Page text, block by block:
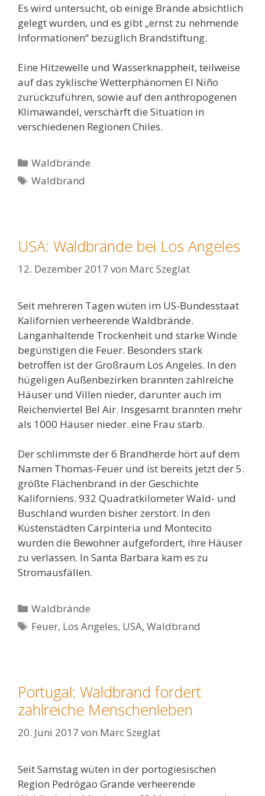
Es wird untersucht, ob einige Brände absichtlich
gelegt wurden, und es gibt „ernst zu nehmende
Informationen“ bezüglich Brandstiftung.
Eine Hitzewelle und Wasserknappheit, teilweise
auf das zyklische Wetterphänomen El Niño
zurückzuführen, sowie auf den anthropogenen
Klimawandel, verschärft die Situation in
verschiedenen Regionen Chiles.
Kategorien
Waldbrände
Schlagwörter
Waldbrand
USA: Waldbrände bei Los Angeles
12. Dezember 2017 von Marc Szeglat
Seit mehreren Tagen wüten im US-Bundesstaat
Kalifornien verheerende Waldbrände.
Langanhaltende Trockenheit und starke Winde
begünstigen die Feuer. Besonders stark
betroffen ist der Großraum Los Angeles. In den
hügeligen Außenbezirken brannten zahlreiche
Häuser und Villen nieder, darunter auch im
Reichenviertel Bel Air. Insgesamt brannten mehr
als 1000 Häuser nieder. eine Frau starb.
Der schlimmste der 6 Brandherde hört auf dem
Namen Thomas-Feuer und ist bereits jetzt der 5.
größte Flächenbrand in der Geschichte
Kaliforniens. 932 Quadratkilometer Wald- und
Buschland wurden bisher zerstört. In den
Küstenstädten Carpinteria und Montecito
wurden die Bewohner aufgefordert, ihre Häuser
zu verlassen. In Santa Barbara kam es zu
Stromausfällen.
Kategorien
Waldbrände
Schlagwörter
Feuer, Los Angeles, USA,Waldbrand
Portugal: Waldbrand fordert
zahlreiche Menschenleben
20. Juni 2017 von Marc Szeglat
Seit Samstag wüten in der portogiesischen
Region Pedrógao Grande verheerende